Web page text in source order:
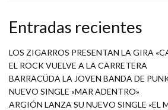
Entradas recientes
LOS ZIGARROS PRESENTAN LA GIRA
EL ROCK VUELVE A LA CARRETERA
BARRACÜDA LA JOVEN BANDA DE
NUEVO SINGLE «MAR ADENTRO»
ARGIÓN LANZA SU NUEVO SINGLE «EL